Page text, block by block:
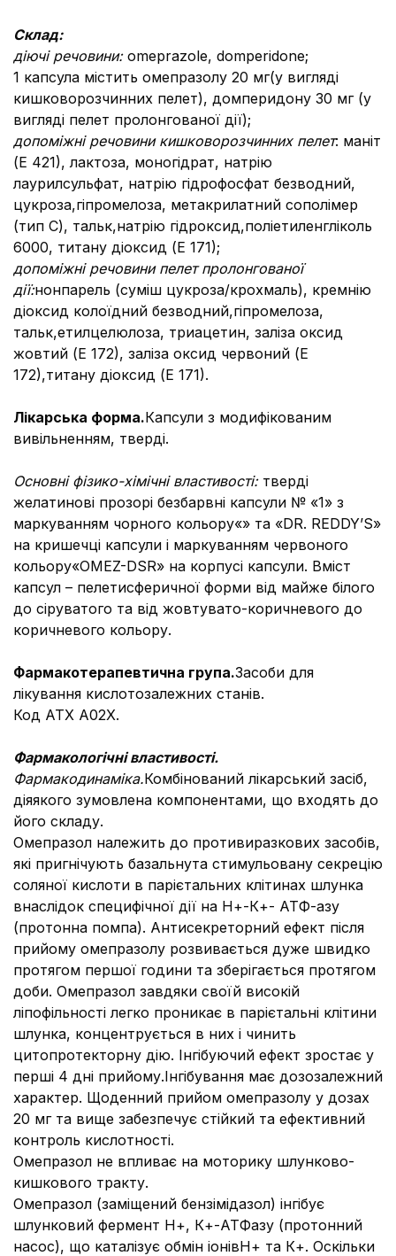
Склад:
діючі речовини:omeprazole, domperidone;
1 капсула містить омепразолу 20 мг(у вигляді
кишковорозчинних пелет), домперидону 30 мг (у
вигляді пелет пролонгованої дії);
допоміжні речовини кишковорозчинних пелет: маніт
(Е 421), лактоза, моногідрат, натрію
лаурилсульфат, натрію гідрофосфат безводний,
цукроза,гіпромелоза, метакрилатний сополімер
(тип С), тальк,натрію гідроксид,поліетиленгліколь
6000, титану діоксид (Е 171);
допоміжні речовини пелет пролонгованої
дії:нонпарель (суміш цукроза/крохмаль), кремнію
діоксид колоїдний безводний,гіпромелоза,
тальк,етилцелюлоза, триацетин, заліза оксид
жовтий (Е 172), заліза оксид червоний (Е
172),титану діоксид (Е 171).
Лікарська форма.Капсули з модифікованим
вивільненням, тверді.
Основні фізико-хімічні властивості:тверді
желатинові прозорі безбарвні капсули № «1» з
маркуванням чорного кольору«» та «DR. REDDY’S»
на кришечці капсули і маркуванням червоного
кольору«OMEZ-DSR» на корпусі капсули. Вміст
капсул – пелетисферичної форми від майже білого
до сіруватого та від жовтувато-коричневого до
коричневого кольору.
Фармакотерапевтична група.Засоби для
лікування кислотозалежних станів.
Код АТХ А02Х.
Фармакологічні властивості.
Фармакодинаміка.Комбінований лікарський засіб,
діяякого зумовлена компонентами, що входять до
його складу.
Омепразол належить до противиразкових засобів,
які пригнічують базальнута стимульовану секрецію
соляної кислоти в парієтальних клітинах шлунка
внаслідок специфічної дії на Н+-К+- АТФ-азу
(протонна помпа). Антисекреторний ефект після
прийому омепразолу розвивається дуже швидко
протягом першої години та зберігається протягом
доби. Омепразол завдяки своїй високій
ліпофільності легко проникає в парієтальні клітини
шлунка, концентрується в них і чинить
цитопротекторну дію. Інгібуючий ефект зростає у
перші 4 дні прийому.Інгібування має дозозалежний
характер. Щоденний прийом омепразолу у дозах
20 мг та вище забезпечує стійкий та ефективний
контроль кислотності.
Омепразол не впливає на моторику шлунково-
кишкового тракту.
Омепразол (заміщений бензімідазол) інгібує
шлунковий фермент Н+, К+-АТФазу (протонний
насос), що каталізує обмін іонівН+ та К+. Оскільки